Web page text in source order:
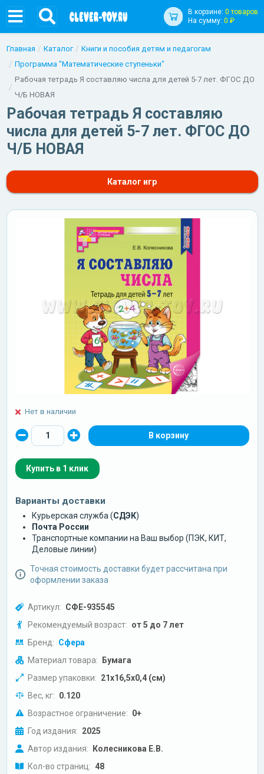
В корзине: 0 товаров
На сумму: 0 ₽
Главная Каталог
Книги и пособия детям и педагогам
Программа "Математические ступеньки"
Рабочая тетрадь Я составляю числа для детей 5-7 лет. ФГОС ДО
Ч/Б НОВАЯ
Рабочая тетрадь Я составляю
числа для детей 5-7 лет. ФГОС ДО
Ч/Б НОВАЯ
Каталог игр
Нет в наличии
Купить в 1 клик
Варианты доставки
Курьерская служба (СДЭК)
Почта России
Транспортные компании на Ваш выбор (ПЭК, КИТ,
Деловые линии)
Точная стоимость доставки будет рассчитана при
оформлении заказа
Артикул: СФЕ-935545
Рекомендуемый возраст: от 5 до 7 лет
Бренд: Сфера
Материал товара: Бумага
Размер упаковки: 21х16,5х0,4 (см)
Вес, кг: 0.120
Возрастное ограничение: 0+
Год издания: 2025
Автор издания: Колесникова Е.В.
Кол-во страниц: 48